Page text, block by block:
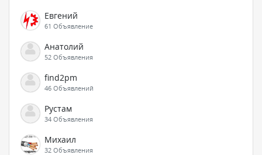
Евгений
61 Объявление
Анатолий
52 Объявления
find2pm
46 Объявлений
Рустам
34 Объявления
Михаил
32 Объявления